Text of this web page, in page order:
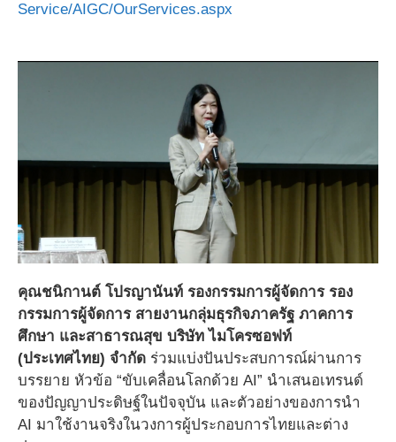
Service/AIGC/OurServices.aspx
คุณชนิกานต์ โปรญานันท์ รองกรรมการผู้จัดการ รอง
กรรมการผู้จัดการ สายงานกลุ่มธุรกิจภาครัฐ ภาคการ
ศึกษา และสาธารณสุข บริษัท ไมโครซอฟท์
(ประเทศไทย) จำกัด ร่วมแบ่งปันประสบการณ์ผ่านการ
บรรยาย หัวข้อ “ขับเคลื่อนโลกด้วย AI” นำเสนอเทรนด์
ของปัญญาประดิษฐ์ในปัจจุบัน และตัวอย่างของการนำ
AI มาใช้งานจริงในวงการผู้ประกอบการไทยและต่าง